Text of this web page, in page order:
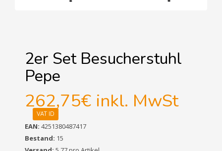
2er Set Besucherstuhl
Pepe
262,75€ inkl. MwSt
VAT ID
EAN: 4251380487417
Bestand: 15